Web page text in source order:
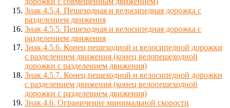
Знак 4.5.4. Пешеходная и велосипедная дорожка с
разделением движения
Знак 4.5.5. Пешеходная и велосипедная дорожка с
разделением движения
Знак 4.5.6. Конец пешеходной и велосипедной дорожки
с разделением движения (конец велопешеходной
дорожки с разделением движения)
Знак 4.5.7. Конец пешеходной и велосипедной дорожки
с разделением движения (конец велопешеходной
дорожки с разделением движения)
Знак 4.6. Ограничение минимальной скорости